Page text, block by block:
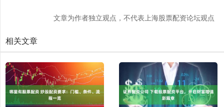
文章为作者独立观点，不代表上海股票配资论坛观点
相关文章